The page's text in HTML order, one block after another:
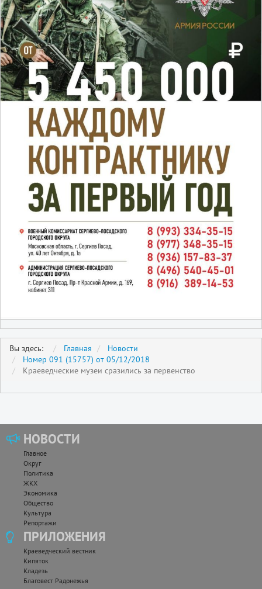
Вы здесь: Главная
Новости
Номер 091 (15757) от 05/12/2018
Краеведческие музеи сразились за первенство
НОВОСТИ
Главное
Округ
Политика
ЖКХ
Экономика
Общество
Культура
Репортажи
ПРИЛОЖЕНИЯ
Краеведческий вестник
Кипяток
Кладезь
Благовест Радонежья